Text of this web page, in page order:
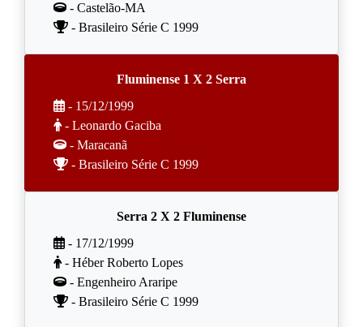
- Castelão-MA
- Brasileiro Série C 1999
Fluminense 1 X 2 Serra
- 15/12/1999
- Leonardo Gaciba
- Maracanã
- Brasileiro Série C 1999
Serra 2 X 2 Fluminense
- 17/12/1999
- Héber Roberto Lopes
- Engenheiro Araripe
- Brasileiro Série C 1999